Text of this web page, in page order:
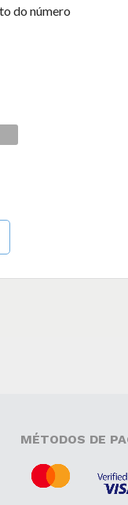
do número
MÉTODOS DE